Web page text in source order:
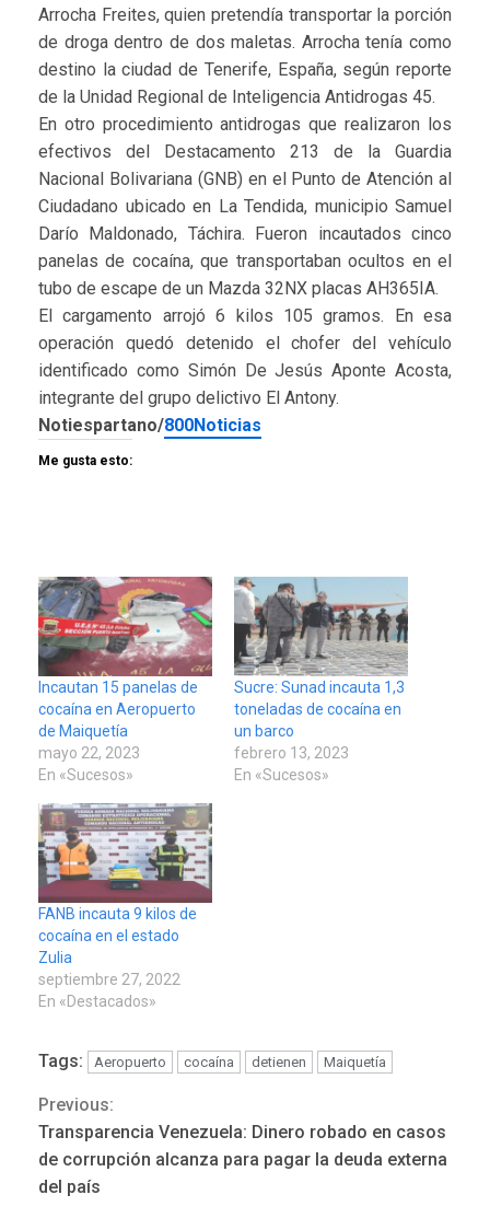
Arrocha Freites, quien pretendía transportar la porción
de droga dentro de dos maletas. Arrocha tenía como
destino la ciudad de Tenerife, España, según reporte
de la Unidad Regional de Inteligencia Antidrogas 45.
En otro procedimiento antidrogas que realizaron los
efectivos del Destacamento 213 de la Guardia
Nacional Bolivariana (GNB) en el Punto de Atención al
Ciudadano ubicado en La Tendida, municipio Samuel
Darío Maldonado, Táchira. Fueron incautados cinco
panelas de cocaína, que transportaban ocultos en el
tubo de escape de un Mazda 32NX placas AH365IA.
El cargamento arrojó 6 kilos 105 gramos. En esa
operación quedó detenido el chofer del vehículo
identificado como Simón De Jesús Aponte Acosta,
integrante del grupo delictivo El Antony.
Notiespartano/800Noticias
Me gusta esto:
Incautan 15 panelas de
cocaína en Aeropuerto
de Maiquetía
mayo 22, 2023
En «Sucesos»
Sucre: Sunad incauta 1,3
toneladas de cocaína en
un barco
febrero 13, 2023
En «Sucesos»
FANB incauta 9 kilos de
cocaína en el estado
Zulia
septiembre 27, 2022
En «Destacados»
Tags: Aeropuerto cocaína detienen Maiquetía
Continue
Reading
Previous:
Transparencia Venezuela: Dinero robado en casos
de corrupción alcanza para pagar la deuda externa
del país